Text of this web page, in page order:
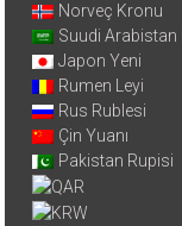
Norveç Kronu
Suudi Arabistan
Japon Yeni
Rumen Leyi
Rus Rublesi
Çin Yuanı
Pakistan Rupisi